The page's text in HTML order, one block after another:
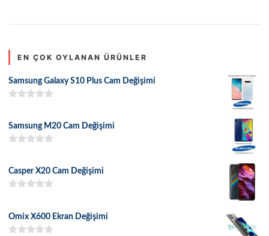
EN ÇOK OYLANAN ÜRÜNLER
Samsung Galaxy S10 Plus Cam Değişimi
Samsung M20 Cam Değişimi
Casper X20 Cam Değişimi
Omix X600 Ekran Değişimi